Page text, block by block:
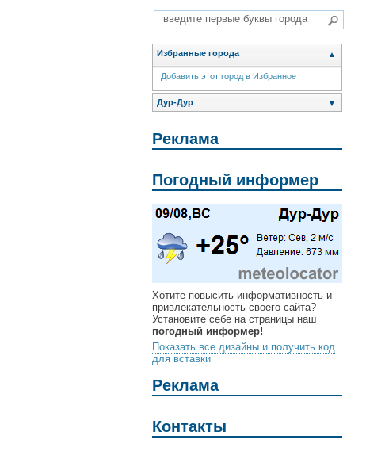
Избранные города ▲
Добавить этот город в Избранное
Дур-Дур ▼
Реклама
Погодный информер
Хотите повысить информативность и
привлекательность своего сайта?
Установите себе на страницы наш
погодный информер!
Показать все дизайны и получить код
для вставки
Реклама
Контакты